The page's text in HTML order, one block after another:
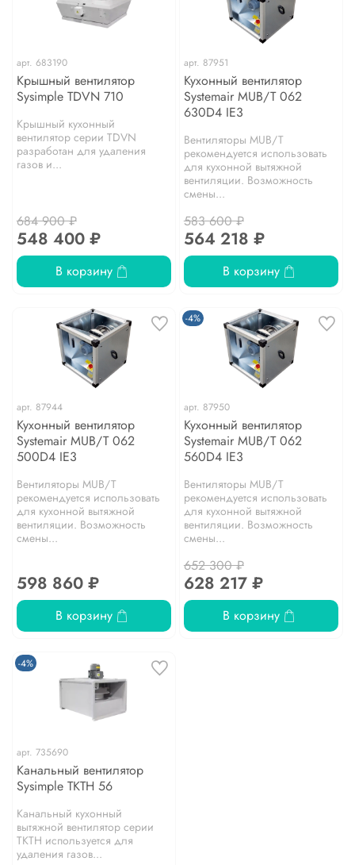
арт. 683190
Крышный вентилятор
Sysimple TDVN 710
Крышный кухонный
вентилятор серии TDVN
разработан для удаления
газов и...
684 900 ₽
548 400 ₽
В корзину
арт. 87951
Кухонный вентилятор
Systemair MUB/T 062
630D4 IE3
Вентиляторы MUB/T
рекомендуется использовать
для кухонной вытяжной
вентиляции. Возможность
смены...
583 600 ₽
564 218 ₽
В корзину
арт. 87944
Кухонный вентилятор
Systemair MUB/T 062
500D4 IE3
Вентиляторы MUB/T
рекомендуется использовать
для кухонной вытяжной
вентиляции. Возможность
смены...
598 860 ₽
В корзину
-4%
арт. 87950
Кухонный вентилятор
Systemair MUB/T 062
560D4 IE3
Вентиляторы MUB/T
рекомендуется использовать
для кухонной вытяжной
вентиляции. Возможность
смены...
652 300 ₽
628 217 ₽
В корзину
-4%
арт. 735690
Канальный вентилятор
Sysimple TKTH 56
Канальный кухонный
вытяжной вентилятор серии
TKTH используется для
удаления газов...